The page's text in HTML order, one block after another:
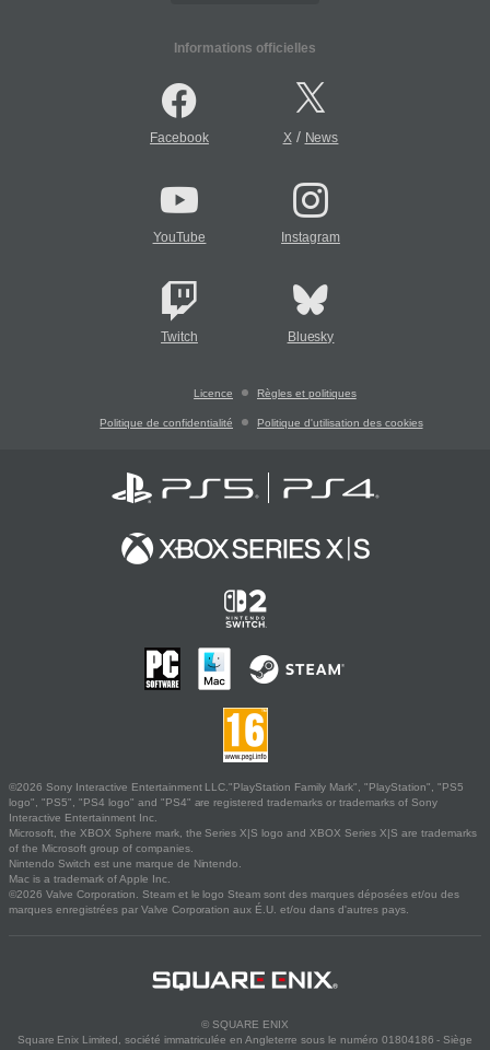
Informations officielles
Facebook X/ News
YouTube Instagram
Twitch Bluesky
Licence Règles et politiques
Politique de confidentialité Politique d'utilisation des cookies
©2026 Sony Interactive Entertainment LLC."PlayStation Family Mark", "PlayStation", "PS5
logo", "PS5", "PS4 logo" and "PS4" are registered trademarks or trademarks of Sony
Interactive Entertainment Inc.
Microsoft, the XBOX Sphere mark, the Series X|S logo and XBOX Series X|S are trademarks
of the Microsoft group of companies.
Nintendo Switch est une marque de Nintendo.
Mac is a trademark of Apple Inc.
©2026 Valve Corporation. Steam et le logo Steam sont des marques déposées et/ou des
marques enregistrées par Valve Corporation aux É.U. et/ou dans d'autres pays.
© SQUARE ENIX
Square Enix Limited, société immatriculée en Angleterre sous le numéro 01804186 - Siège